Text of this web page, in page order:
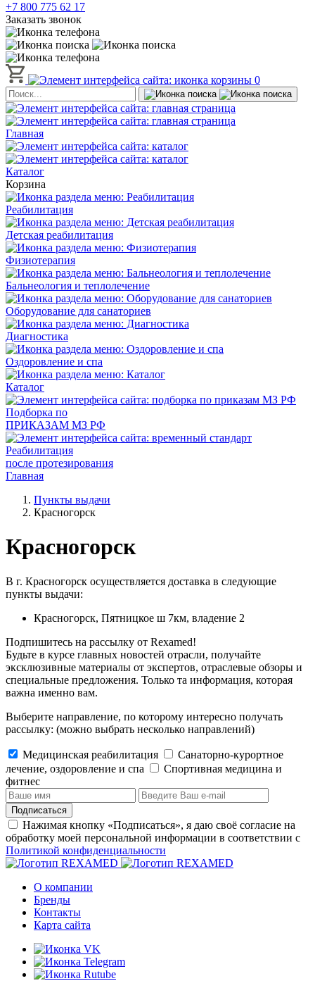
+7 800 775 62 17
Заказать звонок
0
Главная
Каталог
Корзина
Реабилитация
Детская реабилитация
Физиотерапия
Бальнеология и теплолечение
Оборудование для санаториев
Диагностика
Оздоровление и спа
Каталог
Подборка по
ПРИКАЗАМ МЗ РФ
Реабилитация
после протезирования
Главная
Пункты выдачи
Красногорск
Красногорск
В г. Красногорск осуществляется доставка в следующие
пункты выдачи:
Красногорск, Пятницкое ш 7км, владение 2
Подпишитесь на рассылку от Rexamed!
Будьте в курсе главных новостей отрасли, получайте
эксклюзивные материалы от экспертов, отраслевые обзоры и
специальные предложения. Только та информация, которая
важна именно вам.
Выберите направление, по которому интересно получать
рассылку: (можно выбрать несколько направлений)
Медицинская реабилитация
Санаторно-курортное
лечение, оздоровление и спа
Cпортивная медицина и
фитнес
Подписаться
Нажимая кнопку «Подписаться», я даю своё согласие на
обработку моей персональной информации в соответствии с
Политикой конфиденциальности
О компании
Бренды
Контакты
Карта сайта